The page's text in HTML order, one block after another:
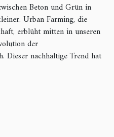
Beton und Grün in
Urban Farming, die
erblüht mitten in unseren
der
Dieser nachhaltige Trend hat